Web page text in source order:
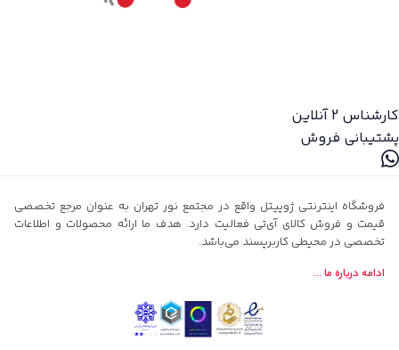
کارشناس 2
آنلاین
پشتیبانی فروش
فروشگاه اینترنتی ژوپیتل واقع در مجتمع نور تهران به عنوان مرجع تخصصی
قیمت و فروش کالای آی‌تی فعالیت دارد. هدف ما ارائه محصولات و اطلاعات
تخصصی در محیطی کاربرپسند می‌باشد.
ادامه درباره ما ...